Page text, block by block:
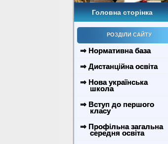
Головна сторінка
РОЗДІЛИ САЙТУ
⇒ Нормативна база
⇒ Дистанційна освіта
⇒ Нова українська
школа
⇒ Вступ до першого
класу
⇒ Профільна загальна
середня освіта